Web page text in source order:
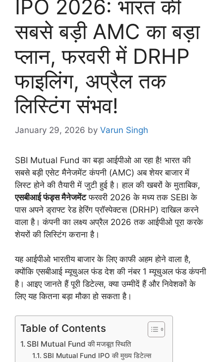
IPO 2026: भारत की
सबसे बड़ी AMC का बड़ा
प्लान, फरवरी में DRHP
फाइलिंग, अप्रैल तक
लिस्टिंग संभव!
January 29, 2026 by Varun Singh
SBI Mutual Fund का बड़ा आईपीओ आ रहा है! भारत की
सबसे बड़ी एसेट मैनेजमेंट कंपनी (AMC) अब शेयर बाजार में
लिस्ट होने की तैयारी में जुटी हुई है। हाल की खबरों के मुताबिक,
एसबीआई फंड्स मैनेजमेंटफरवरी 2026 के मध्य तक SEBI के
पास अपने ड्राफ्ट रेड हेरिंग प्रॉस्पेक्टस (DRHP) दाखिल करने
वाला है। कंपनी का लक्ष्य अप्रैल 2026 तक आईपीओ पूरा करके
शेयरों की लिस्टिंग कराना है।
यह आईपीओ भारतीय बाजार के लिए काफी अहम होने वाला है,
क्योंकि एसबीआई म्यूचुअल फंड देश की नंबर 1 म्यूचुअल फंड कंपनी
है। आइए जानते हैं पूरी डिटेल्स, क्या उम्मीदें हैं और निवेशकों के
लिए यह कितना बड़ा मौका हो सकता है।
Table of Contents
SBI Mutual Fund की मजबूत स्थिति
SBI Mutual Fund IPO की मुख्य डिटेल्स